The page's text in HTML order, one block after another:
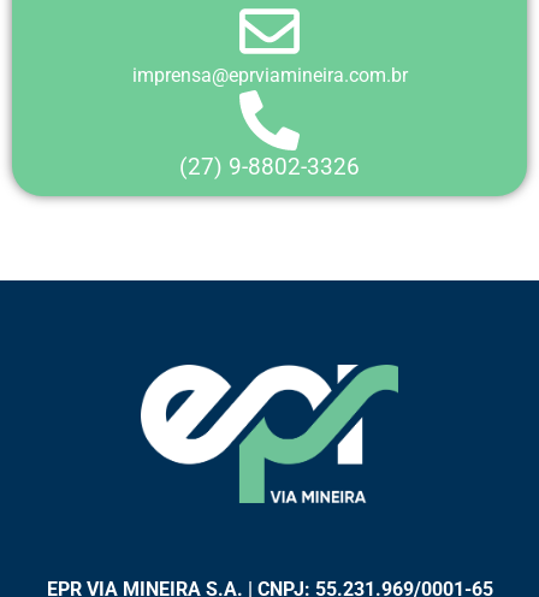
imprensa@eprviamineira.com.br
(27) 9-8802-3326
EPR VIA MINEIRA S.A. | CNPJ: 55.231.969/0001-65